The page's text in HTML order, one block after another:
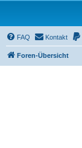
FAQ Kontakt
Foren-Übersicht